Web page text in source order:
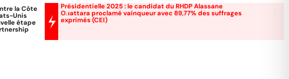
la Côte
Unis
étape
Présidentielle 2025 : le candidat du RHDP Alassane
Ouattara proclamé vainqueur avec 89,77% des suffrages
exprimés (CEI)